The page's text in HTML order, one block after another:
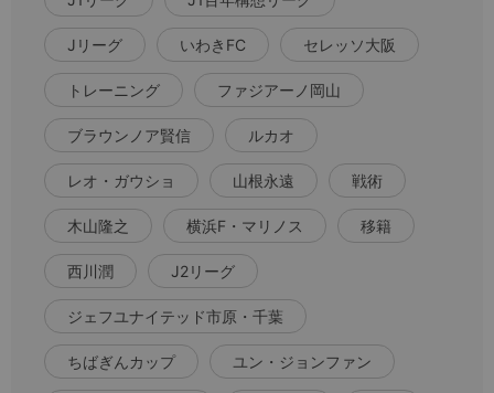
Jリーグ いわきFC セレッソ大阪
トレーニング ファジアーノ岡山
ブラウンノア賢信 ルカオ
レオ・ガウショ 山根永遠 戦術
木山隆之 横浜F・マリノス 移籍
西川潤 J2リーグ
ジェフユナイテッド市原・千葉
ちばぎんカップ ユン・ジョンファン